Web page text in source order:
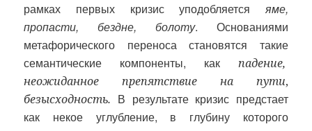
рамках первых кризис уподобляется яме,
пропасти, бездне, болоту. Основаниями
метафорического переноса становятся такие
семантические компоненты, как падение,
неожиданное препятствие на пути,
безысходность. В результате кризис предстает
как некое углубление, в глубину которого